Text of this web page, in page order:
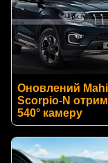
Оновлений
Scorpio-N
540° камеру